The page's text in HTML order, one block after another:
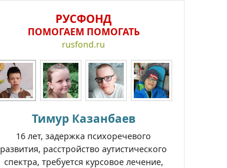
РУСФОНД
ПОМОГАЕМ ПОМОГАТЬ
rusfond.ru
Тимур Казанбаев
16 лет, задержка психоречевого
развития, расстройство аутистического
спектра, требуется курсовое лечение,